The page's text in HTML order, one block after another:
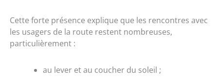
Cette forte présence explique que les rencontres avec
les usagers de la route restent nombreuses,
particulièrement :
au lever et au coucher du soleil ;